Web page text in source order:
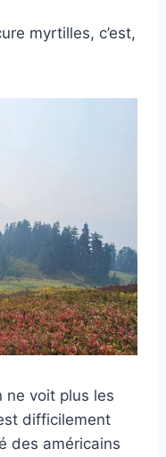
myrtilles, c’est,
ne voit plus les
difficilement
des américains